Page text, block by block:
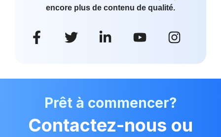
encore plus de contenu de qualité.
Prêt à commencer?
Contactez-nous ou